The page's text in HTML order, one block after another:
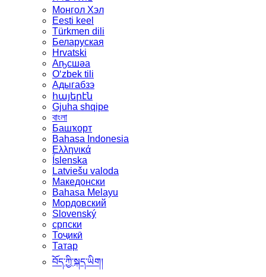
Монгол Хэл
Eesti keel
Türkmen dili
Беларуская
Hrvatski
Аҧсшәа
Oʻzbek tili
Адыгабзэ
հայերէն
Gjuha shqipe
বাংলা
Башҡорт
Bahasa Indonesia
Ελληνικά
Íslenska
Latviešu valoda
Македонски
Bahasa Melayu
Мордовский
Slovenský
српски
Тоҷикӣ
Татар
བོད་ཀྱི་སྐད་ཡིག།